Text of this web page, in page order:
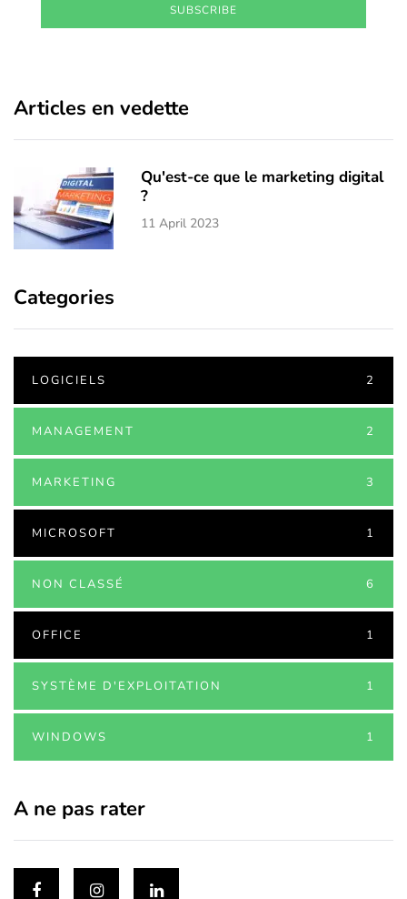
SUBSCRIBE
Articles en vedette
Qu'est-ce que le marketing digital
?
11 April 2023
Categories
LOGICIELS 2
MANAGEMENT 2
MARKETING 3
MICROSOFT 1
NON CLASSÉ 6
OFFICE 1
SYSTÈME D'EXPLOITATION 1
WINDOWS 1
A ne pas rater